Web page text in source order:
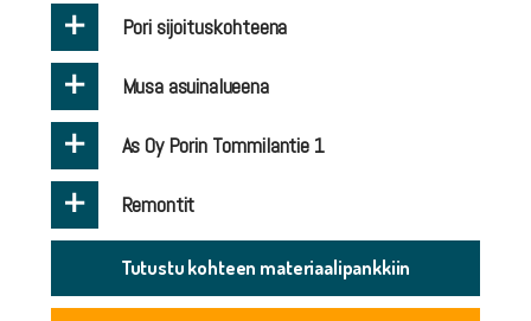
+ Pori sijoituskohteena
+ Musa asuinalueena
+ As Oy Porin Tommilantie 1
+ Remontit
Tutustu kohteen materiaalipankkiin